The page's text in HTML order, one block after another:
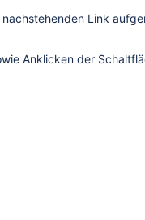
Link
Anklicken der